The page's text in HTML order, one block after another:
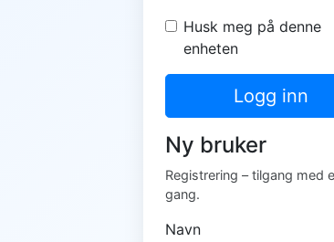
Husk meg på denne
enheten
Logg inn
Ny bruker
Registrering – tilgang med
gang.
Navn